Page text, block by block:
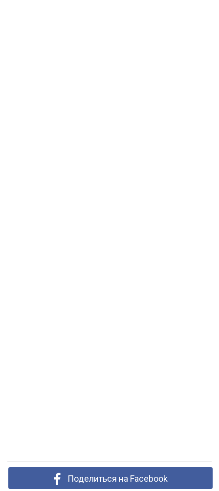
Поделиться на Facebook